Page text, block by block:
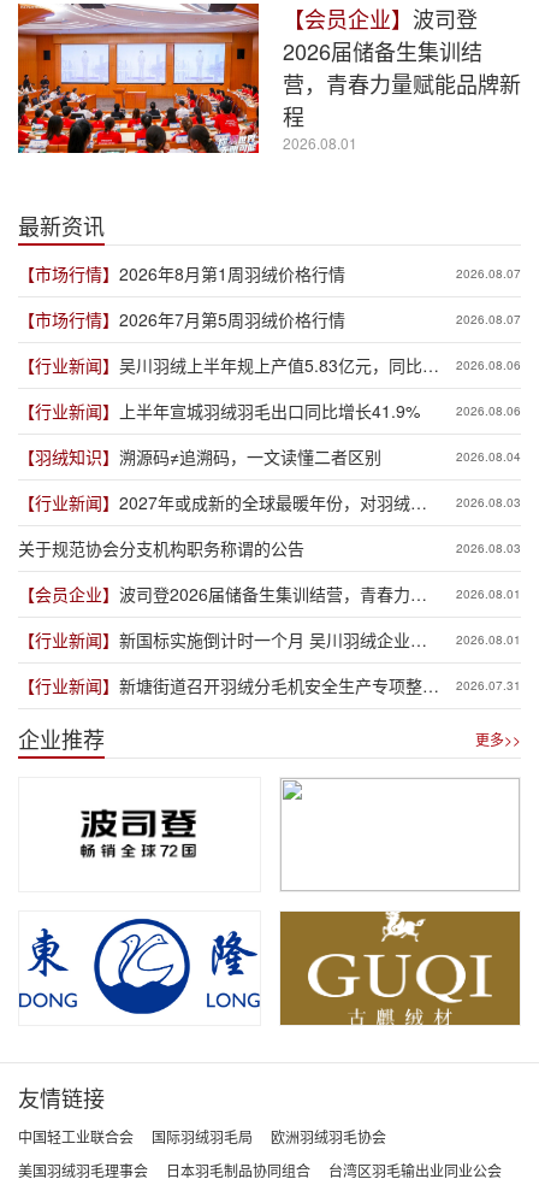
【会员企业】 波司登
2026届储备生集训结
营，青春力量赋能品牌新
程
2026.08.01
最新资讯
【市场行情】 2026年8月第1周羽绒价格行情 2026.08.07
【市场行情】 2026年7月第5周羽绒价格行情 2026.08.07
【行业新闻】 吴川羽绒上半年规上产值5.83亿元，同比增
长19.3%
2026.08.06
【行业新闻】 上半年宣城羽绒羽毛出口同比增长41.9% 2026.08.06
【羽绒知识】 溯源码≠追溯码，一文读懂二者区别 2026.08.04
【行业新闻】 2027年或成新的全球最暖年份，对羽绒产
业有何影响？
2026.08.03
关于规范协会分支机构职务称谓的公告 2026.08.03
【会员企业】 波司登2026届储备生集训结营，青春力量
赋能品牌新程
2026.08.01
【行业新闻】 新国标实施倒计时一个月 吴川羽绒企业集
体“抢跑”新规
2026.08.01
【行业新闻】 新塘街道召开羽绒分毛机安全生产专项整治
推进会
2026.07.31
企业推荐 更多>>
友情链接
中国轻工业联合会 国际羽绒羽毛局
欧洲羽绒羽毛协会
美国羽绒羽毛理事会
日本羽毛制品协同组合 台湾区羽毛输出业同业公会